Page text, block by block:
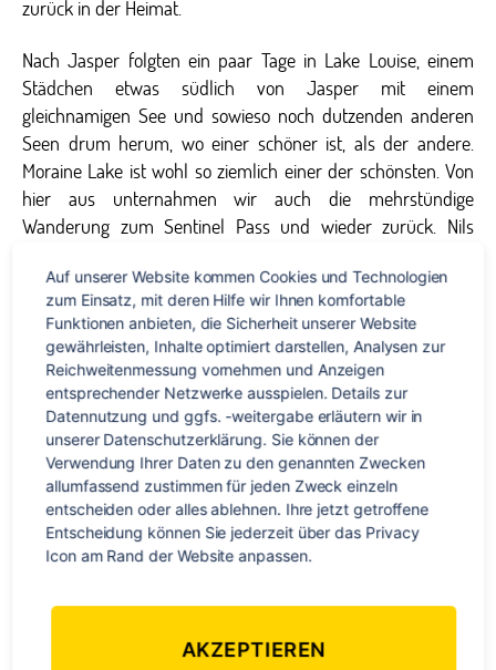
zurück in der Heimat.
Nach Jasper folgten ein paar Tage in Lake Louise, einem
Städchen etwas südlich von Jasper mit einem
gleichnamigen See und sowieso noch dutzenden anderen
Seen drum herum, wo einer schöner ist, als der andere.
Moraine Lake ist wohl so ziemlich einer der schönsten. Von
hier aus unternahmen wir auch die mehrstündige
Wanderung zum Sentinel Pass und wieder zurück. Nils
schneebedeckten Hang ab 🙂 Mit unterwegs waren Anne
und Jan, ein deutsches Ärztepärchen aus Frankfurt. Mit den
beiden wurden anschließend abends auch gekocht und
etwas Bier getrunken.
Unsere Zeit in der Natur
bzw, für´s Wandern hing
maßgeblich von der
WM ab und durfte nicht
mit den Spielen der
deutschen
interferrieren und diese
waren eben meistens bei uns entweder morgens um 10
Auf unserer Website kommen Cookies und Technologien
zum Einsatz, mit deren Hilfe wir Ihnen komfortable
Funktionen anbieten, die Sicherheit unserer Website
gewährleisten, Inhalte optimiert darstellen, Analysen zur
Reichweitenmessung vornehmen und Anzeigen
entsprechender Netzwerke ausspielen. Details zur
Datennutzung und ggfs. -weitergabe erläutern wir in
unserer Datenschutzerklärung. Sie können der
Verwendung Ihrer Daten zu den genannten Zwecken
allumfassend zustimmen für jeden Zweck einzeln
entscheiden oder alles ablehnen. Ihre jetzt getroffene
Entscheidung können Sie jederzeit über das Privacy
Icon am Rand der Website anpassen.
AKZEPTIEREN